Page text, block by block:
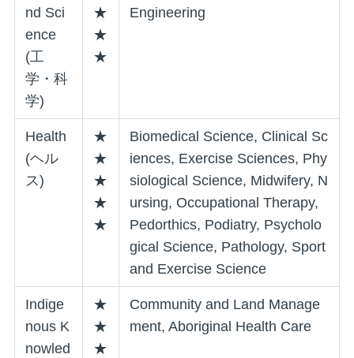
nd Sci
ence
(工
学・科
学)
★
★
★
Engineering
Health
(ヘル
ス)
★
★
★
★
★
Biomedical Science, Clinical Sc
iences, Exercise Sciences, Phy
siological Science, Midwifery, N
ursing, Occupational Therapy,
Pedorthics, Podiatry, Psycholo
gical Science, Pathology, Sport
and Exercise Science
Indige
nous K
nowled
★
★
★
Community and Land Manage
ment, Aboriginal Health Care